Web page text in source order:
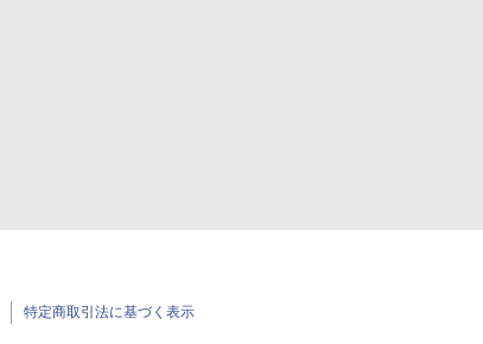
特定商取引法に基づく表示